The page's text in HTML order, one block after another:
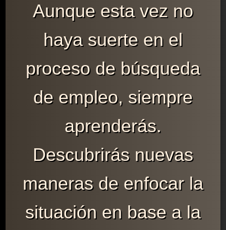
Aunque esta vez no
haya suerte en el
proceso de búsqueda
de empleo, siempre
aprenderás.
Descubrirás nuevas
maneras de enfocar la
situación en base a la